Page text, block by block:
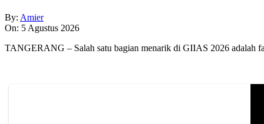
By: Amier
On: 5 Agustus 2026
TANGERANG – Salah satu bagian menarik di GIIAS 2026 adalah